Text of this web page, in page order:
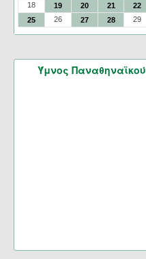
18
19 20 21 22
25
26 27 28 29
Ύμνος Παναθηναϊκού